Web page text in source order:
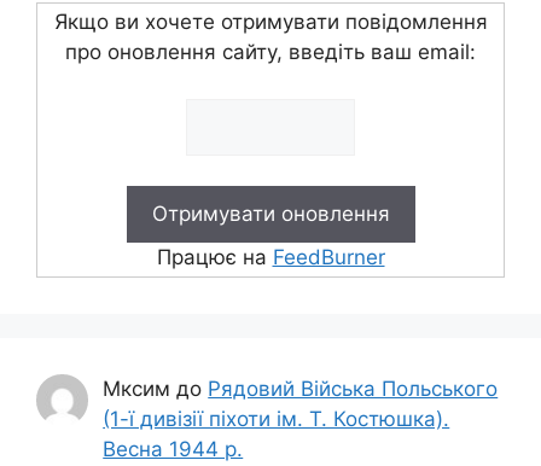
Якщо ви хочете отримувати повідомлення
про оновлення сайту, введіть ваш email:
Працює на FeedBurner
Мксим до Рядовий Війська Польського
(1-ї дивізії піхоти ім. Т. Костюшка).
Весна 1944 р.